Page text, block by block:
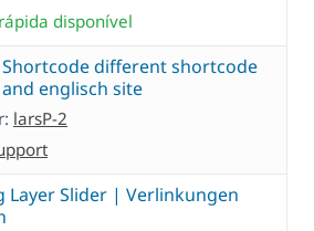
disponível
Shortcode different shortcode
englisch site
larsP-2
Layer Slider | Verlinkungen